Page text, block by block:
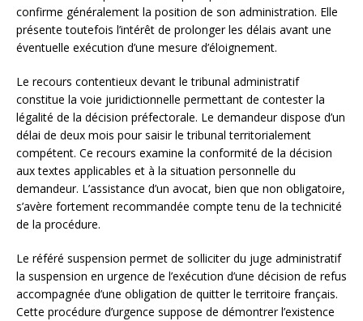
confirme généralement la position de son administration. Elle
présente toutefois l’intérêt de prolonger les délais avant une
éventuelle exécution d’une mesure d’éloignement.
Le recours contentieux devant le tribunal administratif
constitue la voie juridictionnelle permettant de contester la
légalité de la décision préfectorale. Le demandeur dispose d’un
délai de deux mois pour saisir le tribunal territorialement
compétent. Ce recours examine la conformité de la décision
aux textes applicables et à la situation personnelle du
demandeur. L’assistance d’un avocat, bien que non obligatoire,
s’avère fortement recommandée compte tenu de la technicité
de la procédure.
Le référé suspension permet de solliciter du juge administratif
la suspension en urgence de l’exécution d’une décision de refus
accompagnée d’une obligation de quitter le territoire français.
Cette procédure d’urgence suppose de démontrer l’existence